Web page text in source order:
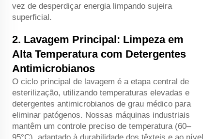
vez de desperdiçar energia limpando sujeira
superficial.
2. Lavagem Principal: Limpeza em
Alta Temperatura com Detergentes
Antimicrobianos
O ciclo principal de lavagem é a etapa central de
esterilização, utilizando temperaturas elevadas e
detergentes antimicrobianos de grau médico para
eliminar patógenos. Nossas máquinas industriais
mantêm um controle preciso de temperatura (60–